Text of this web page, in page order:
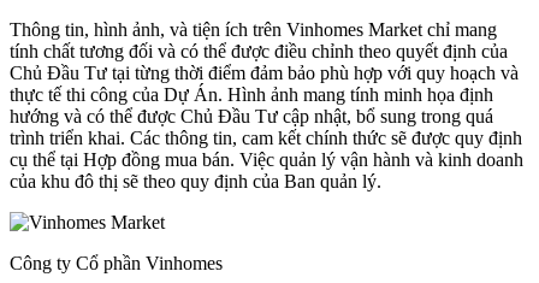
Thông tin, hình ảnh, và tiện ích trên Vinhomes Market chỉ mang
tính chất tương đối và có thể được điều chỉnh theo quyết định của
Chủ Đầu Tư tại từng thời điểm đảm bảo phù hợp với quy hoạch và
thực tế thi công của Dự Án. Hình ảnh mang tính minh họa định
hướng và có thể được Chủ Đầu Tư cập nhật, bổ sung trong quá
trình triển khai. Các thông tin, cam kết chính thức sẽ được quy định
cụ thể tại Hợp đồng mua bán. Việc quản lý vận hành và kinh doanh
của khu đô thị sẽ theo quy định của Ban quản lý.
Công ty Cổ phần Vinhomes